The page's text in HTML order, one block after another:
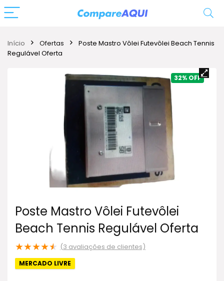
Início Ofertas
Poste Mastro Vôlei Futevôlei Beach Tennis
Regulável Oferta
32%
Poste Mastro Vôlei Futevôlei
Beach Tennis Regulável Oferta
★★★★★ (3 avaliações de clientes)
MERCADO LIVRE